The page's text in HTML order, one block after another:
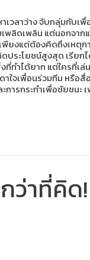
าว่าง จับกลุ่มกับเพื่
ลิดเพลิน แต่นอกจา
พียงแต่ต้องคิดถึงเ
ระโยชน์สูงสุด เรีย
ทำได้ยาก แต่ใครที่
จเพื่อนร่วมทีม หรือ
รกระทำเพื่อชัยชน
ว่าที่คิด!